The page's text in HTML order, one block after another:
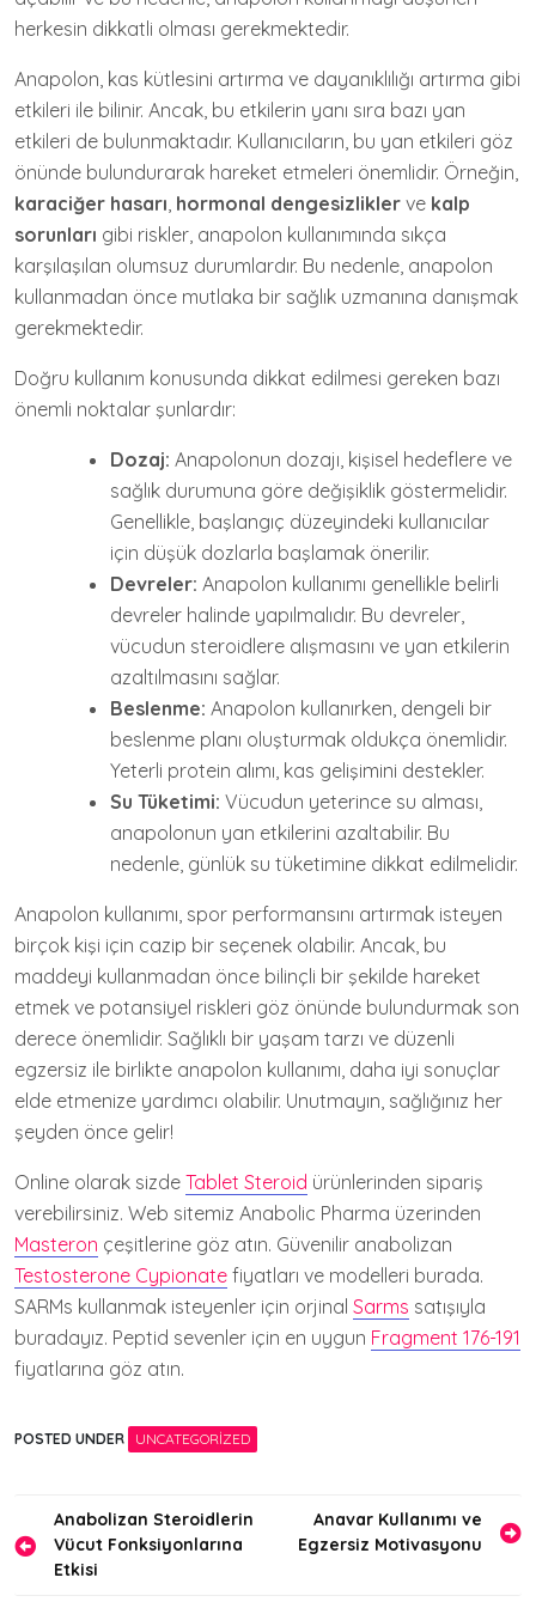
herkesin dikkatli olması gerekmektedir.
Anapolon, kas kütlesini artırma ve dayanıklılığı artırma gibi
etkileri ile bilinir. Ancak, bu etkilerin yanı sıra bazı yan
etkileri de bulunmaktadır. Kullanıcıların, bu yan etkileri göz
önünde bulundurarak hareket etmeleri önemlidir. Örneğin,
karaciğer hasarı, hormonal dengesizlikler ve kalp
sorunları gibi riskler, anapolon kullanımında sıkça
karşılaşılan olumsuz durumlardır. Bu nedenle, anapolon
kullanmadan önce mutlaka bir sağlık uzmanına danışmak
gerekmektedir.
Doğru kullanım konusunda dikkat edilmesi gereken bazı
önemli noktalar şunlardır:
Dozaj: Anapolonun dozajı, kişisel hedeflere ve
sağlık durumuna göre değişiklik göstermelidir.
Genellikle, başlangıç düzeyindeki kullanıcılar
için düşük dozlarla başlamak önerilir.
Devreler: Anapolon kullanımı genellikle belirli
devreler halinde yapılmalıdır. Bu devreler,
vücudun steroidlere alışmasını ve yan etkilerin
azaltılmasını sağlar.
Beslenme: Anapolon kullanırken, dengeli bir
beslenme planı oluşturmak oldukça önemlidir.
Yeterli protein alımı, kas gelişimini destekler.
Su Tüketimi: Vücudun yeterince su alması,
anapolonun yan etkilerini azaltabilir. Bu
nedenle, günlük su tüketimine dikkat edilmelidir.
Anapolon kullanımı, spor performansını artırmak isteyen
birçok kişi için cazip bir seçenek olabilir. Ancak, bu
maddeyi kullanmadan önce bilinçli bir şekilde hareket
etmek ve potansiyel riskleri göz önünde bulundurmak son
derece önemlidir. Sağlıklı bir yaşam tarzı ve düzenli
egzersiz ile birlikte anapolon kullanımı, daha iyi sonuçlar
elde etmenize yardımcı olabilir. Unutmayın, sağlığınız her
şeyden önce gelir!
Online olarak sizde Tablet Steroid ürünlerinden sipariş
verebilirsiniz. Web sitemiz Anabolic Pharma üzerinden
Masteron çeşitlerine göz atın. Güvenilir anabolizan
Testosterone Cypionate fiyatları ve modelleri burada.
SARMs kullanmak isteyenler için orjinal Sarms satışıyla
buradayız. Peptid sevenler için en uygun Fragment 176-191
fiyatlarına göz atın.
POSTED UNDER UNCATEGORIZED
Yazı
gezinmesi
Anabolizan Steroidlerin
Vücut Fonksiyonlarına
Etkisi
Anavar Kullanımı ve
Egzersiz Motivasyonu